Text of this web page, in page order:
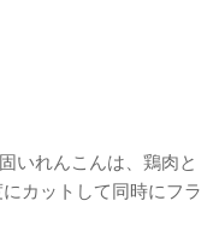
いれんこんは、鶏肉と
カットして同時にフラ